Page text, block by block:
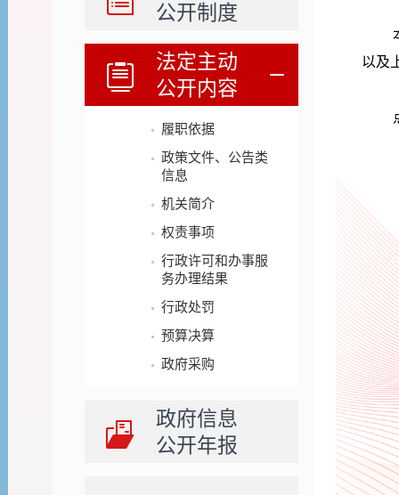
公开制度
法定主动
公开内容
履职依据
政策文件、公告类
信息
机关简介
权责事项
行政许可和办事服
务办理结果
行政处罚
预算决算
政府采购
政府信息
公开年报
以及